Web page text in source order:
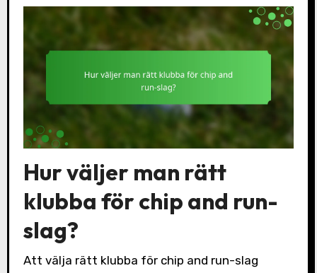
Hur väljer man rätt
klubba för chip and run-
slag?
Att välja rätt klubba för chip and run-slag